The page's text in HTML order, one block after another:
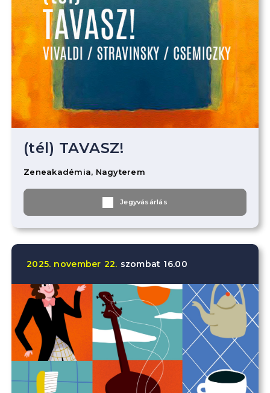
(tél) TAVASZ!
Zeneakadémia, Nagyterem
Jegyvásárlás
2025. november 22. szombat 16.00